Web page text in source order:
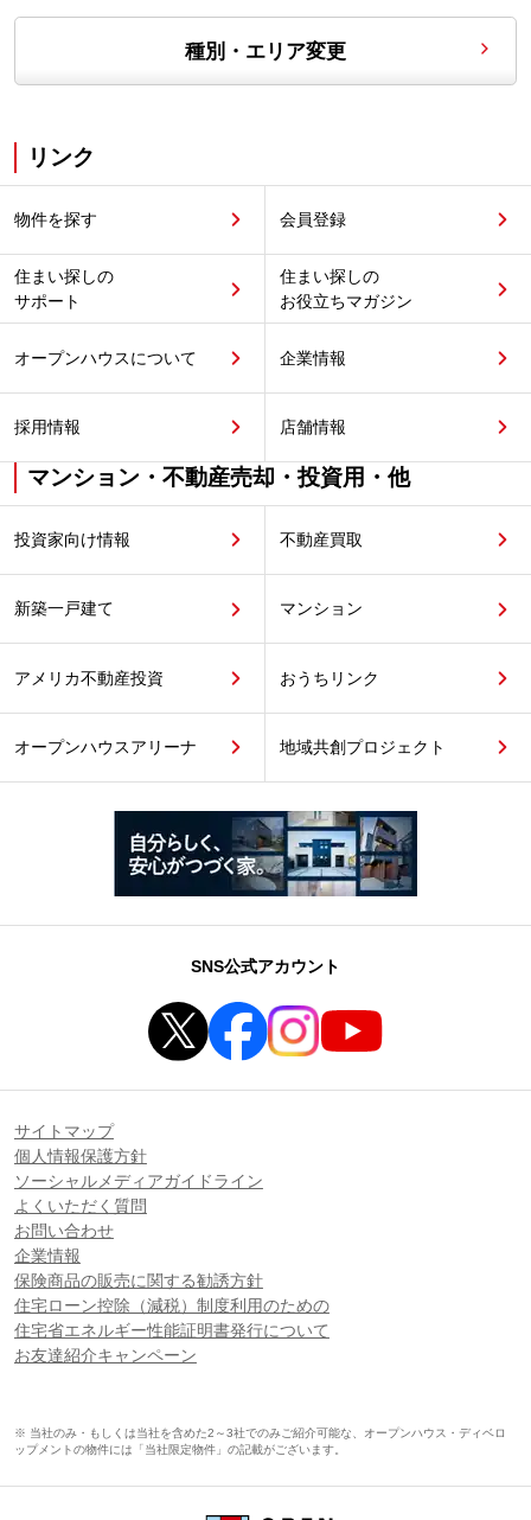
種別・エリア変更
リンク
物件を探す 会員登録
住まい探しの
サポート
住まい探しの
お役立ちマガジン
オープンハウスについて 企業情報
採用情報 店舗情報
マンション・不動産売却・投資用・他
投資家向け情報 不動産買取
新築一戸建て マンション
アメリカ不動産投資 おうちリンク
オープンハウスアリーナ 地域共創プロジェクト
SNS公式アカウント
サイトマップ
個人情報保護方針
ソーシャルメディアガイドライン
よくいただく質問
お問い合わせ
企業情報
保険商品の販売に関する勧誘方針
住宅ローン控除（減税）制度利用のための
住宅省エネルギー性能証明書発行について
お友達紹介キャンペーン
※ 当社のみ・もしくは当社を含めた2～3社でのみご紹介可能な、オープンハウス・ディベロ
ップメントの物件には「当社限定物件」の記載がございます。